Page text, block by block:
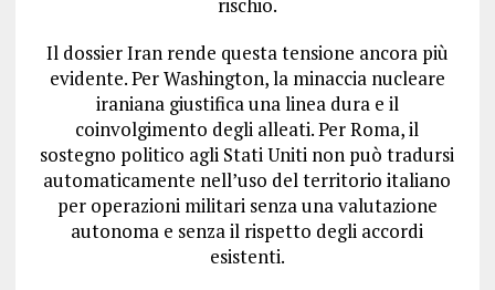
rischio.
Il dossier Iran rende questa tensione ancora più
evidente. Per Washington, la minaccia nucleare
iraniana giustifica una linea dura e il
coinvolgimento degli alleati. Per Roma, il
sostegno politico agli Stati Uniti non può tradursi
automaticamente nell’uso del territorio italiano
per operazioni militari senza una valutazione
autonoma e senza il rispetto degli accordi
esistenti.